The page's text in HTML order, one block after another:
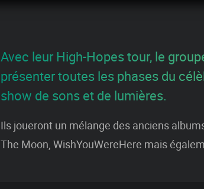
Avec leur High-Hopes tour, le
présenter toutes les phases du
show de sons et de lumières.
Ils joueront un mélange des anciens
The Moon, WishYouWereHere mais